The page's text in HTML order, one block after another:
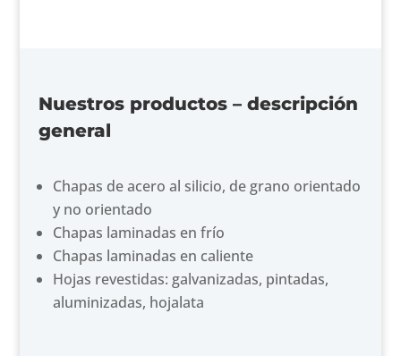
Nuestros productos – descripción
general
Chapas de acero al silicio, de grano orientado
y no orientado
Chapas laminadas en frío
Chapas laminadas en caliente
Hojas revestidas: galvanizadas, pintadas,
aluminizadas, hojalata